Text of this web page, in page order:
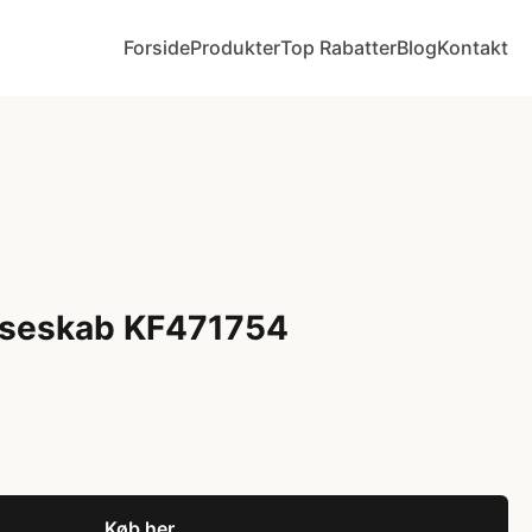
ForsideProdukterTop RabatterBlogKontakt
KF471754